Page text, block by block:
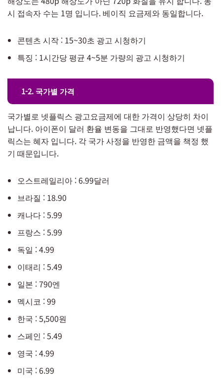
시 접속자 수는 1명 입니다. 베이직 요금제와 동일합니다.
콘텐츠 시작 : 15~30초 광고 시청하기
특징 : 1시간당 평균 4~5분 가량의 광고 시청하기
1-2. 국가별 가격
국가별로 넷플릭스 광고요금제에 대한 가격이 상당히 차이
납니다. 아이폰이 달러 환율 변동을 그대로 반영했다면 넷플
릭스는 혜자 입니다. 각 국가 사정을 반영한 금액을 책정 했
기 때문입니다.
오스트레일리아 : 6.99달러
브라질 : 18.90
캐나다 : 5.99
프랑스 : 5.99
독일 : 4.99
이태리 : 5.49
일본 : 790엔
멕시코 : 99
한국 : 5,500원
스페인 : 5.49
영국 : 4.99
미국 : 6.99